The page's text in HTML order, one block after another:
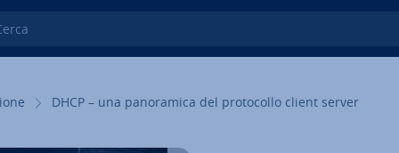
DHCP – una pa­no­ra­mi­ca del pro­to­col­lo client server